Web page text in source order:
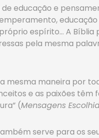
de educação e
espírito… A Bíblia
pela mesma
mesma maneira por
e as paixões
(Mensagens
serve para os